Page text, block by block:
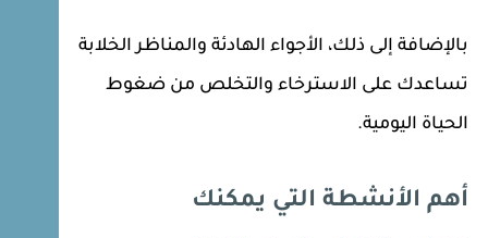
بالإضافة إلى ذلك، الأجواء الهادئة والمناظر الخلابة
تساعدك على الاسترخاء والتخلص من ضغوط
الحياة اليومية.
أهم الأنشطة التي يمكنك